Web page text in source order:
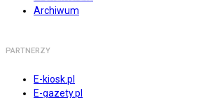
Archiwum
PARTNERZY
E-kiosk.pl
E-gazety.pl